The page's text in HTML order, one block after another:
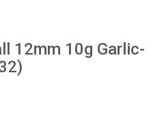
12mm 10g Garlic-